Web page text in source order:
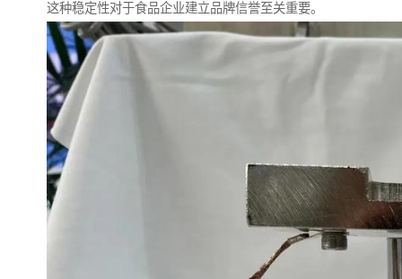
这种稳定性对于食品企业建立品牌信誉至关重要。